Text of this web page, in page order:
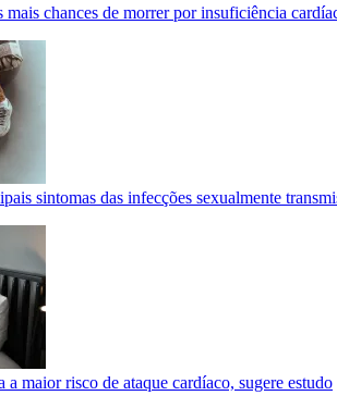
mais chances de morrer por insuficiência
sintomas das infecções sexualmente
a maior risco de ataque cardíaco, sugere estudo